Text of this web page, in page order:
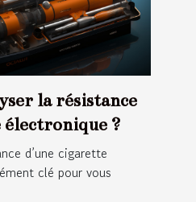
la résistance
électronique ?
d’une cigarette
clé pour vous